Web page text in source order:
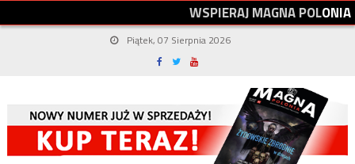
WSPIERAJMAGNAPOLONIA
Piątek, 07 Sierpnia 2026